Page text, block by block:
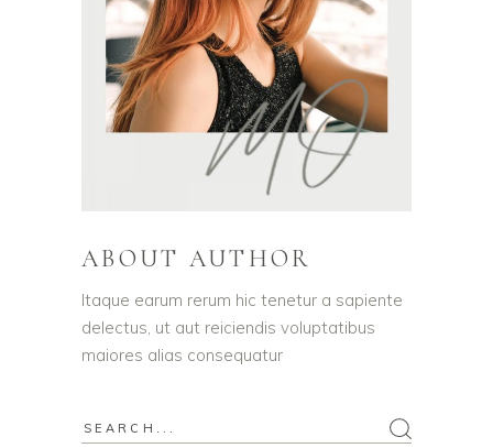
ABOUT AUTHOR
Itaque earum rerum hic tenetur a sapiente
delectus, ut aut reiciendis voluptatibus
maiores alias consequatur